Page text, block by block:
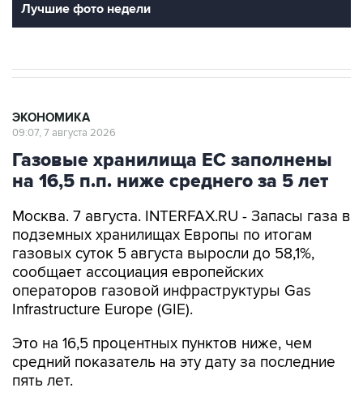
Лучшие фото недели
ЭКОНОМИКА
09:07, 7 августа 2026
Газовые хранилища ЕС заполнены
на 16,5 п.п. ниже среднего за 5 лет
Москва. 7 августа. INTERFAX.RU - Запасы газа в
подземных хранилищах Европы по итогам
газовых суток 5 августа выросли до 58,1%,
сообщает ассоциация европейских
операторов газовой инфраструктуры Gas
Infrastructure Europe (GIE).
Это на 16,5 процентных пунктов ниже, чем
средний показатель на эту дату за последние
пять лет.